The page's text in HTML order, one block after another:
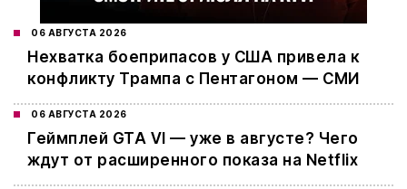
06 АВГУСТА 2026
Нехватка боеприпасов у США привела к
конфликту Трампа с Пентагоном — СМИ
06 АВГУСТА 2026
Геймплей GTA VI — уже в августе? Чего
ждут от расширенного показа на Netflix